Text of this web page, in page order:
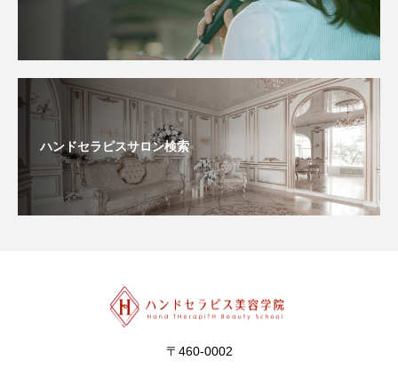
ハンドセラピスサロン検索
〒460-0002